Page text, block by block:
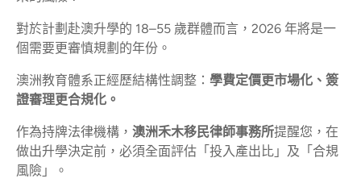
對於計劃赴澳升學的 18–55 歲群體而言，2026 年將是一
個需要更審慎規劃的年份。
澳洲教育體系正經歷結構性調整： 學費定價更市場化、簽
證審理更合規化。
作為持牌法律機構， 澳洲禾木移民律師事務所提醒您，在
做出升學決定前，必須全面評估「投入產出比」及「合規
風險」。